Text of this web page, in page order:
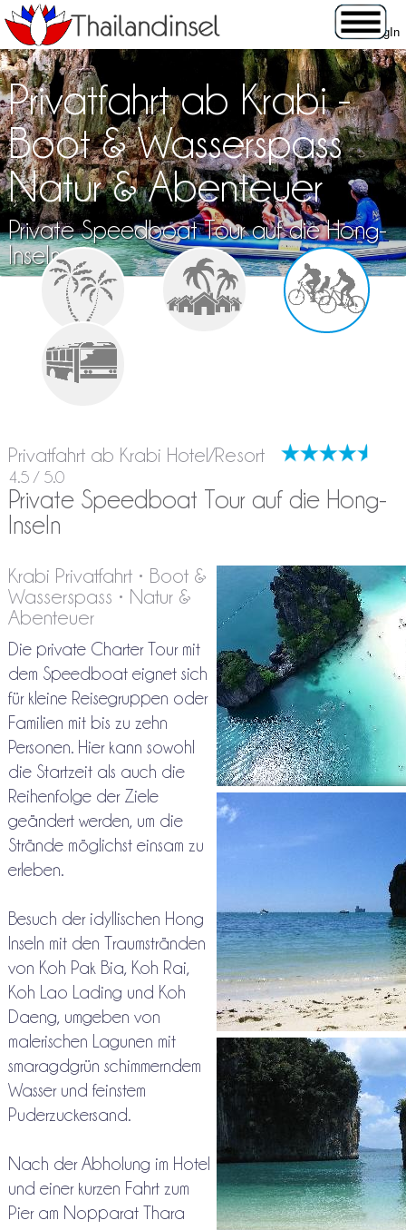
Privatfahrt ab Krabi -
Boot & Wasserspass
Natur & Abenteuer
Private Speedboat Tour auf die Hong-
Inseln
Privatfahrt ab Krabi Hotel/Resort
4.5 / 5.0
Private Speedboat Tour auf die Hong-
Inseln
Krabi Privatfahrt • Boot &
Wasserspass • Natur &
Abenteuer
Die private Charter Tour mit
dem Speedboat eignet sich
für kleine Reisegruppen oder
Familien mit bis zu zehn
Personen. Hier kann sowohl
die Startzeit als auch die
Reihenfolge der Ziele
geändert werden, um die
Strände möglichst einsam zu
erleben.
Besuch der idyllischen Hong
Inseln mit den Traumstränden
von Koh Pak Bia, Koh Rai,
Koh Lao Lading und Koh
Daeng, umgeben von
malerischen Lagunen mit
smaragdgrün schimmerndem
Wasser und feinstem
Puderzuckersand.
Nach der Abholung im Hotel
und einer kurzen Fahrt zum
Pier am Nopparat Thara